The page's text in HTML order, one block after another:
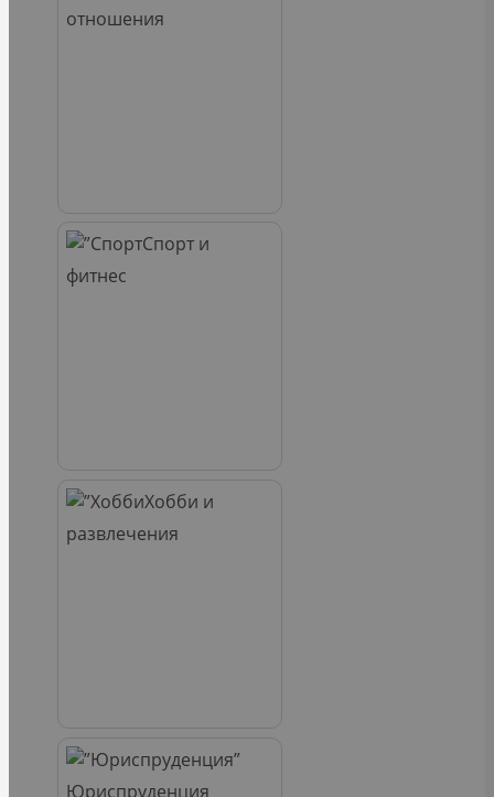
отношения
Спорт и
фитнес
Хобби и
развлечения
Юриспруденция